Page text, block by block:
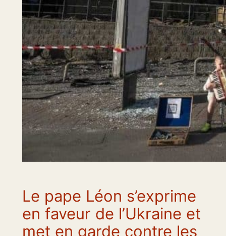
Le pape Léon s’exprime
en faveur de l’Ukraine et
met en garde contre les